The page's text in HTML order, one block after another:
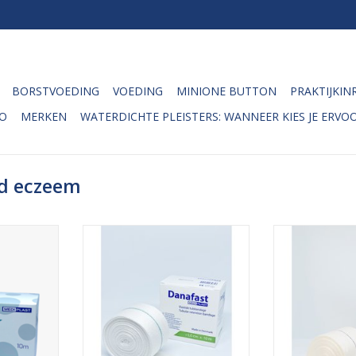
BORSTVOEDING VOEDING MINIONE BUTTON
MERKEN WATERDICHTE PLEISTERS: WANNEER KIES JE
eczeem
of
Ook kan
voor
onder bijvoorbeeld gips of
compressiezwachtels. Ook kan
het worden gebruikt voor
verbandfixatie en zalftherapie.
TOEVOEGEN AAN WINKELWAGEN
het worden
TOEVOEGEN